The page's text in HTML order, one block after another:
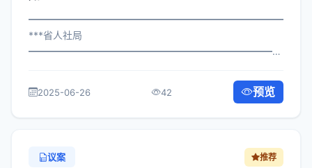
***省人社局
构： 为深入贯彻落实习近平总书记关于...
2025-06-26 42 预览
议案 推荐